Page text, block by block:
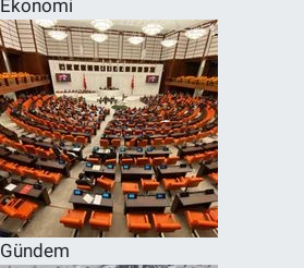
Ekonomi
Gündem
SPOR
RESMİ İLANLAR